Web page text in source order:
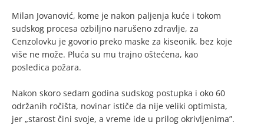
Milan Jovanović, kome je nakon paljenja kuće i tokom
sudskog procesa ozbiljno narušeno zdravlje, za
Cenzolovku je govorio preko maske za kiseonik, bez koje
više ne može. Pluća su mu trajno oštećena, kao
posledica požara.
Nakon skoro sedam godina sudskog postupka i oko 60
održanih ročišta, novinar ističe da nije veliki optimista,
jer „starost čini svoje, a vreme ide u prilog okrivljenima”.